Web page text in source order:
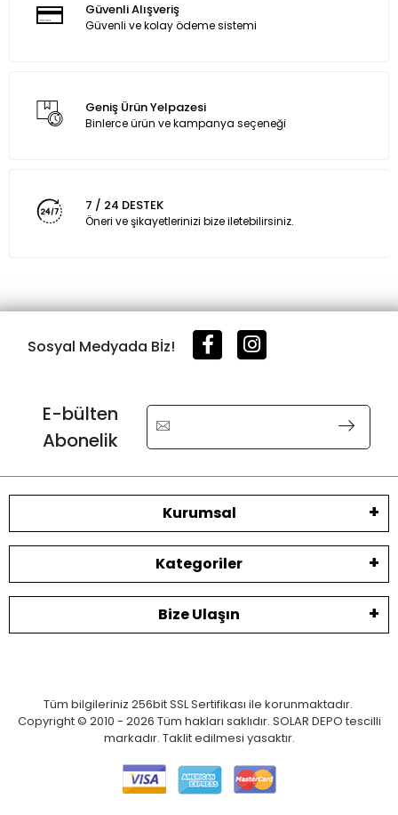
Güvenli Alışveriş
Güvenli ve kolay ödeme sistemi
Geniş Ürün Yelpazesi
Binlerce ürün ve kampanya seçeneği
7 / 24 DESTEK
Öneri ve şikayetlerinizi bize iletebilirsiniz.
Sosyal Medyada Bİz!
E-bülten
Abonelik
Kurumsal
Kategoriler
Bize Ulaşın
Tüm bilgileriniz 256bit SSL Sertifikası ile korunmaktadır.
Copyright © 2010 - 2026 Tüm hakları saklıdır. SOLAR DEPO tescilli
markadır. Taklit edilmesi yasaktır.